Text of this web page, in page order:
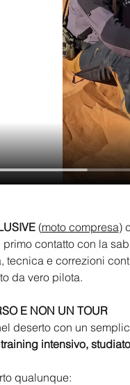
(moto compresa)
contatto con la
tecnica e correzioni
da vero pilota.
E NON UN TOUR
deserto con un
intensivo,
qualunque: